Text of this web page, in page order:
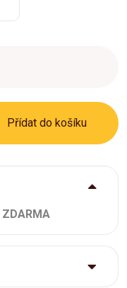
Přídat do košíku
ZDARMA